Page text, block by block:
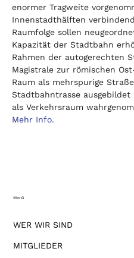
enormer Tragweite
Innenstadthälften
Raumfolge sollen
Kapazität der Stadtbahn
Rahmen der autogerechten
Magistrale zur römischen
Raum als mehrspurige
Stadtbahntrasse
als Verkehrsraum
Mehr Info.
WER WIR SIND
MITGLIEDER
Menü